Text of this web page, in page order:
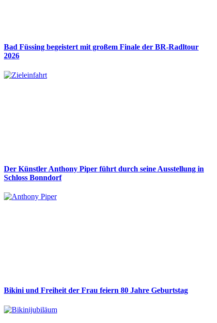
Bad Füssing begeistert mit großem Finale der BR-Radltour
2026
Der Künstler Anthony Piper führt durch seine Ausstellung in
Schloss Bonndorf
Bikini und Freiheit der Frau feiern 80 Jahre Geburtstag